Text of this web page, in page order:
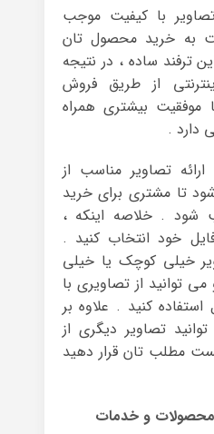
با کیفیت موجب
به خرید محصول تان
ترفند ساده ، در نتیجه
از طریق فروش
موفقیت بیشتری همراه
دارد .
تصاویر مناسب از
تا مشتری برای خرید
شود . خلاصه اینکه ،
خود انتخاب کنید .
خیلی کوچک یا خیلی
توانید از تصاویری با
۷۲۰ پیکسل استفاده کنید . علاوه بر
تصاویر دیگری از
مطلب تان قرار دهید